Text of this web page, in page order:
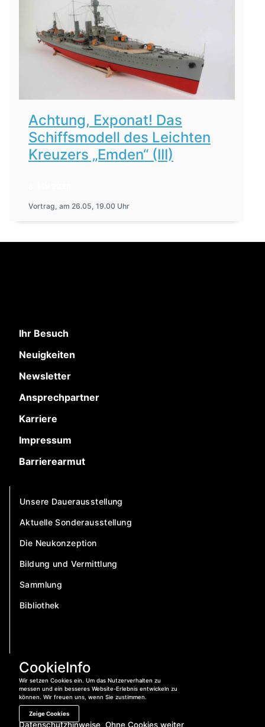
CookieInfo
Wir setzen Cookies ein. Um das Nutzerverhalten zu
messen und ein besseres Website-Erlebnis entwickeln zu
können. Wir freuen uns, wenn Sie zustimmen.
Zeige Cookies
Datenschutzhinweise Ohne Cookies weiter
Achtung, Exponat! Das
Schiffsmodell des Leichten
Kreuzers „Emden“ (III)
Vortrag, am 26.05, 19.00 Uhr
Ihr Besuch
Neuigkeiten
Newsletter
Ansprechpartner
Karriere
Impressum
Barrierearmut
Unsere Dauerausstellung
Aktuelle Sonderausstellung
Die Neukonzeption
Bildung und Vermittlung
Sammlung
Bibliothek